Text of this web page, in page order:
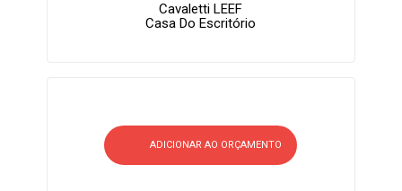
Cavaletti LEEF
Casa Do Escritório
ADICIONAR AO ORÇAMENTO